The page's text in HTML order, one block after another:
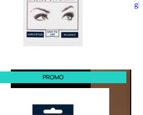
Aggiungi
PROMO